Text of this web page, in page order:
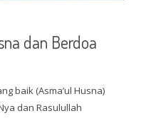
dan Berdoa
baik (Asma’ul Husna)
dan Rasulullah